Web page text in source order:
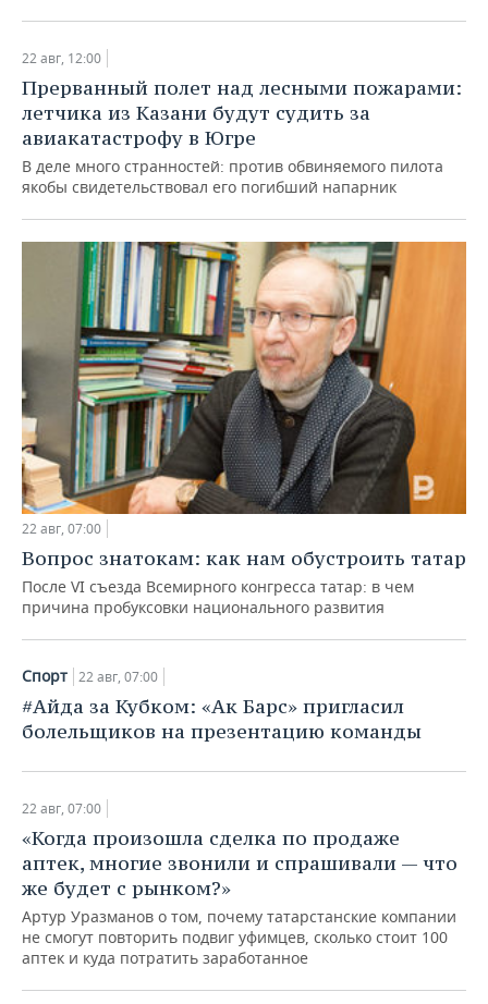
22 авг, 12:00
Прерванный полет над лесными пожарами:
летчика из Казани будут судить за
авиакатастрофу в Югре
В деле много странностей: против обвиняемого пилота
якобы свидетельствовал его погибший напарник
22 авг, 07:00
Вопрос знатокам: как нам обустроить татар
После VI съезда Всемирного конгресса татар: в чем
причина пробуксовки национального развития
Спорт 22 авг, 07:00
#Айда за Кубком: «Ак Барс» пригласил
болельщиков на презентацию команды
22 авг, 07:00
«Когда произошла сделка по продаже
аптек, многие звонили и спрашивали — что
же будет с рынком?»
Артур Уразманов о том, почему татарстанские компании
не смогут повторить подвиг уфимцев, сколько стоит 100
аптек и куда потратить заработанное